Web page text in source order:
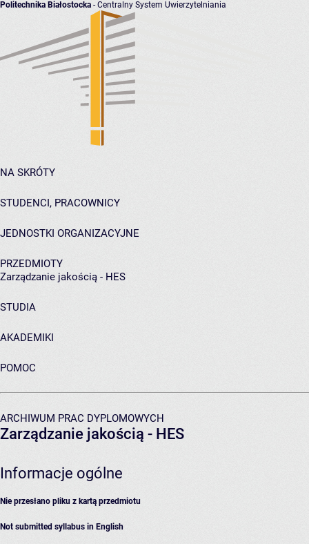
Politechnika Białostocka - Centralny System Uwierzytelniania
NA SKRÓTY
STUDENCI, PRACOWNICY
JEDNOSTKI ORGANIZACYJNE
PRZEDMIOTY
Zarządzanie jakością - HES
STUDIA
AKADEMIKI
POMOC
ARCHIWUM PRAC DYPLOMOWYCH
Zarządzanie jakością - HES
Informacje ogólne
Nie przesłano pliku z kartą przedmiotu
Not submitted syllabus in English